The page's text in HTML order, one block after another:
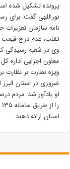
پرونده تشکیل شده
نوراللهی گفت: برای
نامه سازمان تعزیرات
تقلب، عدم درج قیمت
وی در شعبه رسیدگی
معاون اجرایی اداره
ویژه نظارت بر نظارت
ضروری در استان
او یادآور شد: مردم
استان ارائه دهند.